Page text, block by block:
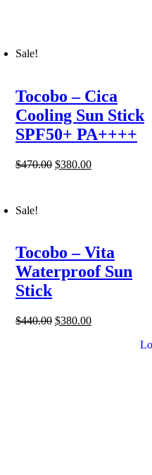
Sale!
Tocobo – Cica
Cooling Sun Stick
SPF50+ PA++++
$470.00 $380.00
Sale!
Tocobo – Vita
Waterproof Sun
Stick
$440.00 $380.00